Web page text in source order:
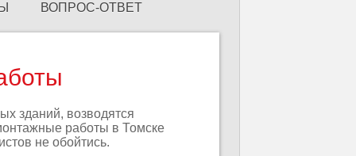
ВОПРОС-ОТВЕТ
зданий, возводятся
работы в Томске
не обойтись.